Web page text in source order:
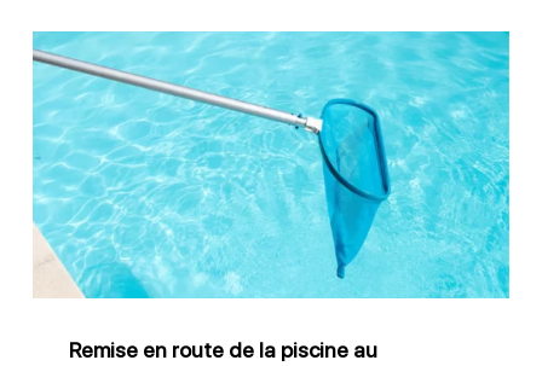
Remise
en
route
de
la
piscine
Remise en route de la piscine au